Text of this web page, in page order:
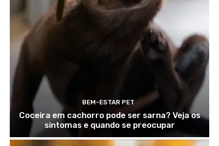
BEM-ESTAR PET
Coceira em cachorro pode ser sarna? Veja os
sintomas e quando se preocupar